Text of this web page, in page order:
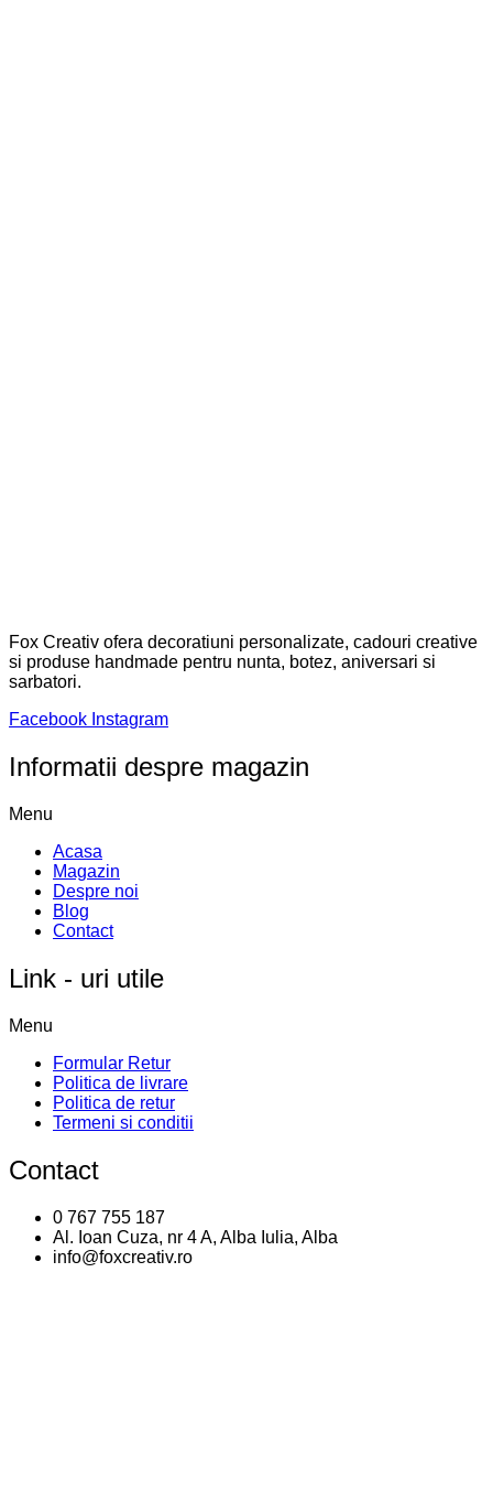
Fox Creativ ofera decoratiuni personalizate, cadouri creative
si produse handmade pentru nunta, botez, aniversari si
sarbatori.
Facebook Instagram
Informatii despre magazin
Menu
Acasa
Magazin
Despre noi
Blog
Contact
Link - uri utile
Menu
Formular Retur
Politica de livrare
Politica de retur
Termeni si conditii
Contact
0 767 755 187
Al. Ioan Cuza, nr 4 A, Alba Iulia, Alba
info@foxcreativ.ro